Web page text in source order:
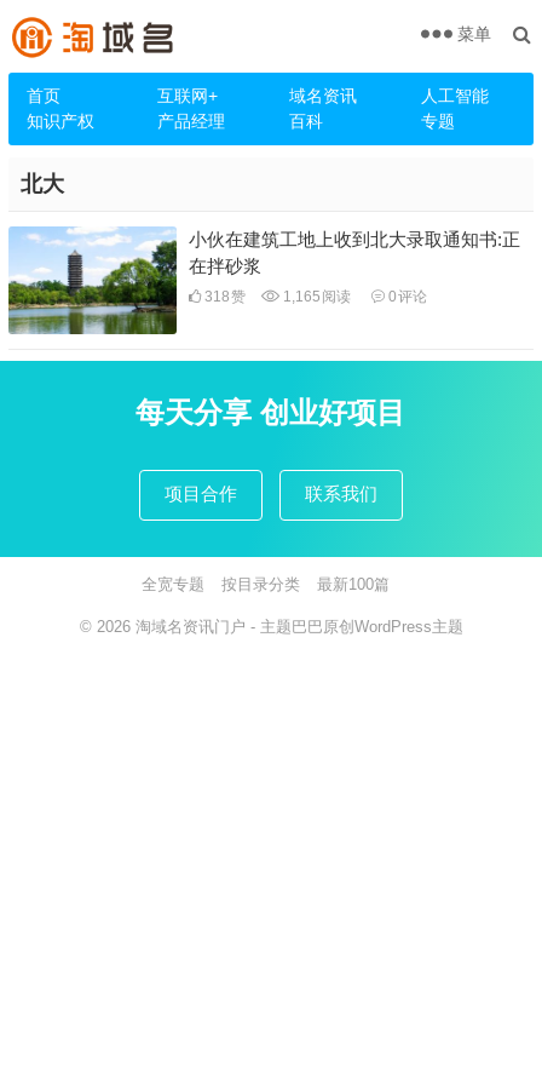
首页 互联网+ 域名资讯
人工智能
知识产权
产品经理 百科 专题
菜单
北大
小伙在建筑工地上收到北大录取通知书:正
在拌砂浆
318赞 1,165 阅读 0评论
每天分享 创业好项目
项目合作 联系我们
全宽专题 按目录分类 最新100篇
© 2026 淘域名资讯门户 - 主题巴巴原创 WordPress主题